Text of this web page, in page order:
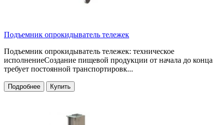
Подъемник опрокидыватель тележек
Подъемник опрокидыватель тележек: техническое
исполнениеСоздание пищевой продукции от начала до конца
требует постоянной транспортировк...
Подробнее Купить